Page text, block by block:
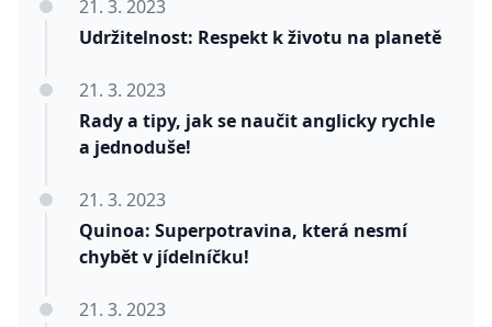
Udržitelnost: Respekt k životu na planetě
21. 3. 2023
Rady a tipy, jak se naučit anglicky rychle
a jednoduše!
21. 3. 2023
Quinoa: Superpotravina, která nesmí
chybět v jídelníčku!
21. 3. 2023
21. 3. 2023